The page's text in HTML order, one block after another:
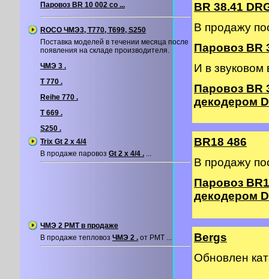
Паровоз BR 10 002 со ...
ROCO ЧМЭ3, T770, T699, S250
Поставка моделей в течении месяца после
появления на складе производителя.
ЧМЭ 3 .
T 770 .
Reihe 770 .
T 669 .
S250 .
Trix Gt 2 х 4/4
В продаже паровоз Gt 2 х 4/4 . ...
ЧМЭ 2 PMT в продаже
В продаже тепловоз ЧМЭ 2 . от PMT ...
BR 38.41
В продажу
Паровоз BR
И в звуковом
Паровоз BR
декодером
BR18 486
В продажу
Паровоз
декодером
Bergs
Обновлен